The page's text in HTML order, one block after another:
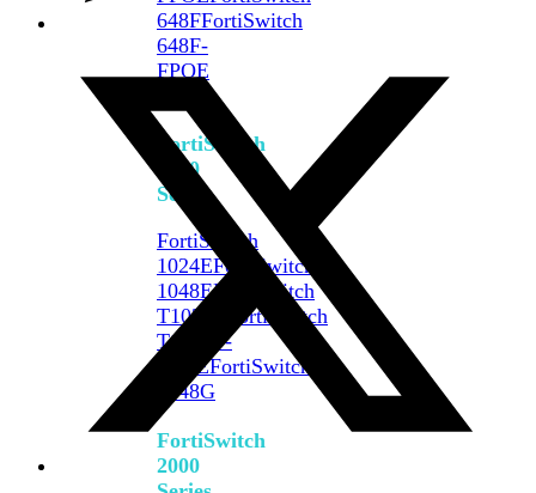
648FFortiSwitch
648F-
FPOE
FortiSwitch
1000
Series
FortiSwitch
1024EFortiSwitch
1048EFortiSwitch
T1024E
FortiSwitch
T1024F-
FPOEFortiSwitch
1048G
FortiSwitch
2000